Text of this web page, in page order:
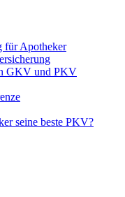
für Apotheker
GKV und PKV
seine beste PKV?